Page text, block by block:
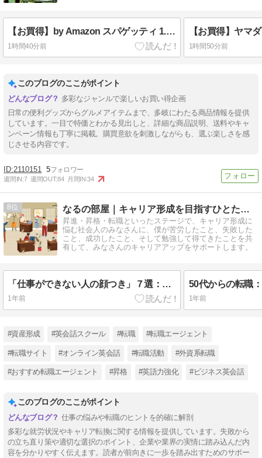
【お買得】by Amazon スパゲッティ 1.4mm 5kg 1,851円（定期おトク便）＋100円OFFクーポン
1時間40分前 1時間50分前
このブログのここがポイント
多彩なジャンルで楽しいお買い得企画
日常の便利グッズからグルメアイテムまで、多岐にわたる商品情報を提供
しています。一目で特価とわかる見出しと、詳細な商品説明、送料やキャ
ンペーン情報も丁寧に掲載。購買意欲を刺激しながらも、選ぶ楽しさを感
じさせる内容です。
2110151 5
週間IN:7 週間OUT:84 月間IN:34
8 なるの部屋｜キャリア形成を目指すひとたちのためのブログ
昇進・昇格・転職といったステージで、キャリア形成に
悩む社会人のみなさんに、僕が苦労したこと、失敗した
こと、成功したこと、そして勉強して得てきたことを共
有して、みなさんのキャリアアップをサポートします。
「仕事ができない人の顔つき」７選：社会人がやり直すための印象操作
1年前 1年前
#資産形成 #英会話スクール #転職 #転職エージェント
#転職サイト #オンライン英会話 #転職活動 #外資系転職
#おすすめ転職エージェント #昇格 #英語力強化 #ビジネス英会話
このブログのここがポイント
仕事の悩みや転職のヒントを的確に解剖
多彩な就労状況やキャリア転換に関する情報を提供しています。失敗から
の立ち直り策や適切な選択のポイント、企業や業界の実情に踏み込んだ内
容を分かりやすく伝えます。読者が前向きに一歩を踏み出すためのサポー